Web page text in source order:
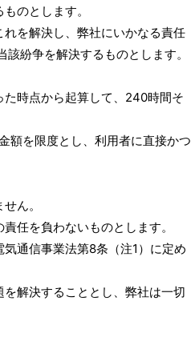
のとします。
を解決し、弊社にいかなる責任
紛争を解決するものとします。
時点から起算して、240時間そ
額を限度とし、利用者に直接かつ
ん。
任を負わないものとします。
通信事業法第8条（注1）に定め
解決することとし、弊社は一切